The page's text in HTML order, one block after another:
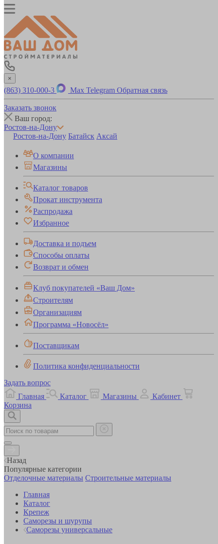
×
(863) 310-000-3 Max Telegram Обратная связь
Заказать звонок
Ваш город:
Ростов-на-Дону
Ростов-на-Дону Батайск Аксай
О компании
Магазины
Каталог товаров
Прокат инструмента
Распродажа
Избранное
Доставка и подъем
Способы оплаты
Возврат и обмен
Клуб покупателей «Ваш Дом»
Строителям
Организациям
Программа «Новосёл»
Поставщикам
Политика конфиденциальности
Задать вопрос
Главная
Каталог Магазины
Кабинет
Корзина
Назад
Популярные категории
Отделочные материалы Строительные материалы
Главная
Каталог
Крепеж
Саморезы и шурупы
Саморезы универсальные